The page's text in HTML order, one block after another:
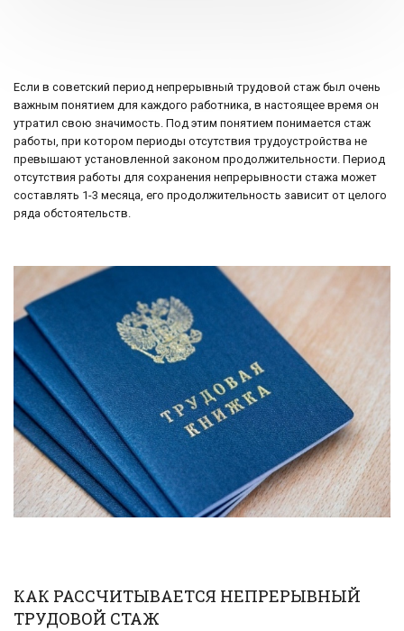
Если в советский период непрерывный трудовой стаж был очень
важным понятием для каждого работника, в настоящее время он
утратил свою значимость. Под этим понятием понимается стаж
работы, при котором периоды отсутствия трудоустройства не
превышают установленной законом продолжительности. Период
отсутствия работы для сохранения непрерывности стажа может
составлять 1-3 месяца, его продолжительность зависит от целого
ряда обстоятельств.
КАК РАССЧИТЫВАЕТСЯ НЕПРЕРЫВНЫЙ
ТРУДОВОЙ СТАЖ